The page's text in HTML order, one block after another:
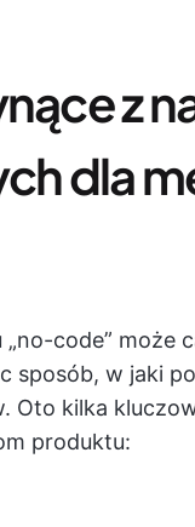
z
dla
code” może
sposób, w jaki
Oto kilka
produktu: